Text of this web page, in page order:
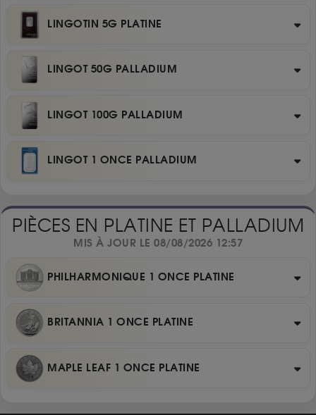
LINGOTIN 5G PLATINE
LINGOT 50G PALLADIUM
LINGOT 100G PALLADIUM
LINGOT 1 ONCE PALLADIUM
PIÈCES EN PLATINE ET PALLADIUM
MIS À JOUR LE 08/08/2026 12:57
PHILHARMONIQUE 1 ONCE PLATINE
BRITANNIA 1 ONCE PLATINE
MAPLE LEAF 1 ONCE PLATINE